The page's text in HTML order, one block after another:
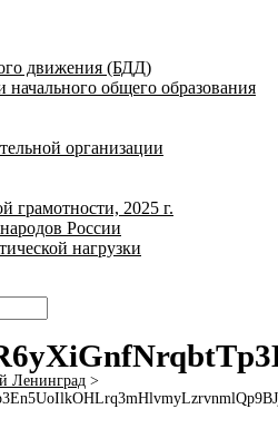
движения (БДД)
общего образования
организации
грамотности, 2025 г.
России
нагрузки
Ленинград >